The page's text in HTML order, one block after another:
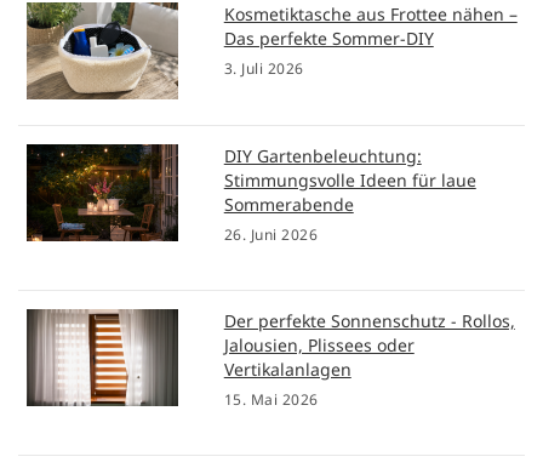
Kosmetiktasche aus Frottee nähen –
Das perfekte Sommer-DIY
3. Juli 2026
DIY Gartenbeleuchtung:
Stimmungsvolle Ideen für laue
Sommerabende
26. Juni 2026
Der perfekte Sonnenschutz - Rollos,
Jalousien, Plissees oder
Vertikalanlagen
15. Mai 2026